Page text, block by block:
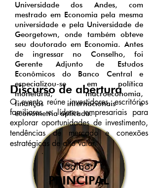
Universidade dos Andes, com
mestrado em Economia pela mesma
universidade e pela Universidade de
Georgetown, onde também obteve
seu doutorado em Economia. Antes
de ingressar no Conselho, foi
Gerente Adjunto de Estudos
Econômicos do Banco Central e
especializou-se em política
monetária, macroeconomia,
finanças internacionais e
econometria aplicada.
Discurso de abertura
O evento reúne investidores, escritórios
familiares e líderes empresariais para
explorar oportunidades de investimento,
tendências de mercado e conexões
estratégicas de alto valor.
Salão:
PRINCIPAL